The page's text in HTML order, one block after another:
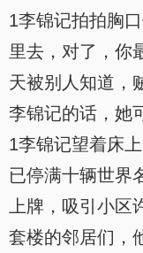
1李锦记拍拍胸
里去，对了，你
天被别人知道，
李锦记的话，她
1李锦记望着床
已停满十辆世界
上牌，吸引小
套楼的邻居们，